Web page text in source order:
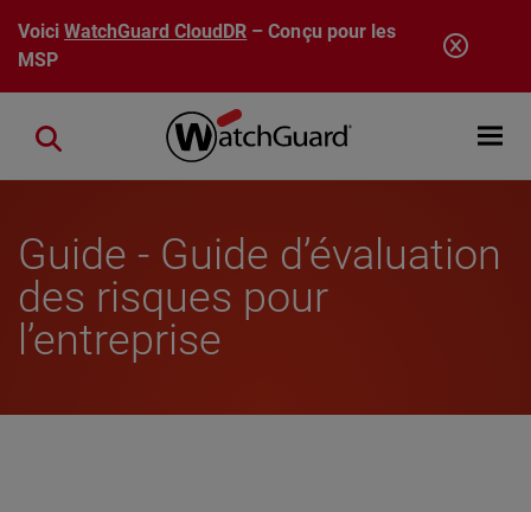
Aller au contenu principal
VoiciWatchGuard CloudDR – Conçu pour les
MSP
Open
Close search
Guide - Guide d’évaluation
des risques pour
l’entreprise